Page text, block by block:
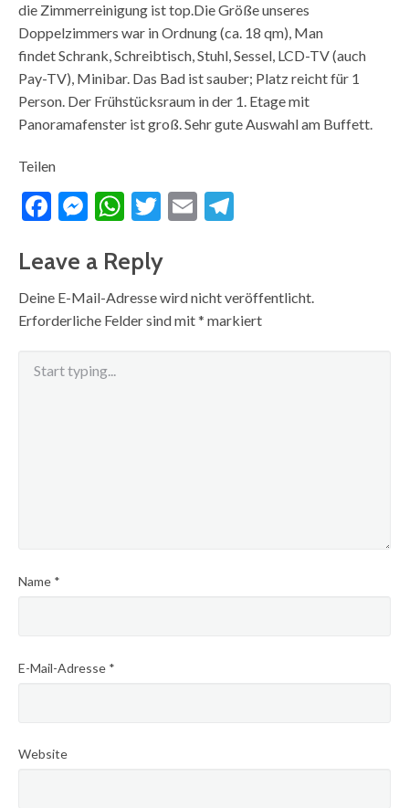
die Zimmerreinigung ist top.Die Größe unseres
Doppelzimmers war in Ordnung (ca. 18 qm), Man
findet Schrank, Schreibtisch, Stuhl, Sessel, LCD-TV (auch
Pay-TV), Minibar. Das Bad ist sauber; Platz reicht für 1
Person. Der Frühstücksraum in der 1. Etage mit
Panoramafenster ist groß. Sehr gute Auswahl am Buffett.
Teilen
Facebook
Messenger
WhatsApp
Twitter
Email
Leave a Reply
Deine E-Mail-Adresse wird nicht veröffentlicht.
Erforderliche Felder sind mit* markiert
Name *
E-Mail-Adresse *
Website